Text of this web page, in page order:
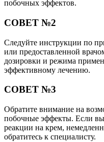
побочных эффектов.
СОВЕТ №2
Следуйте инструкции по
или предоставленной
дозировки и режима
эффективному лечению.
СОВЕТ №3
Обратите внимание на
побочные эффекты. Если
реакции на крем,
обратитесь к специалисту.